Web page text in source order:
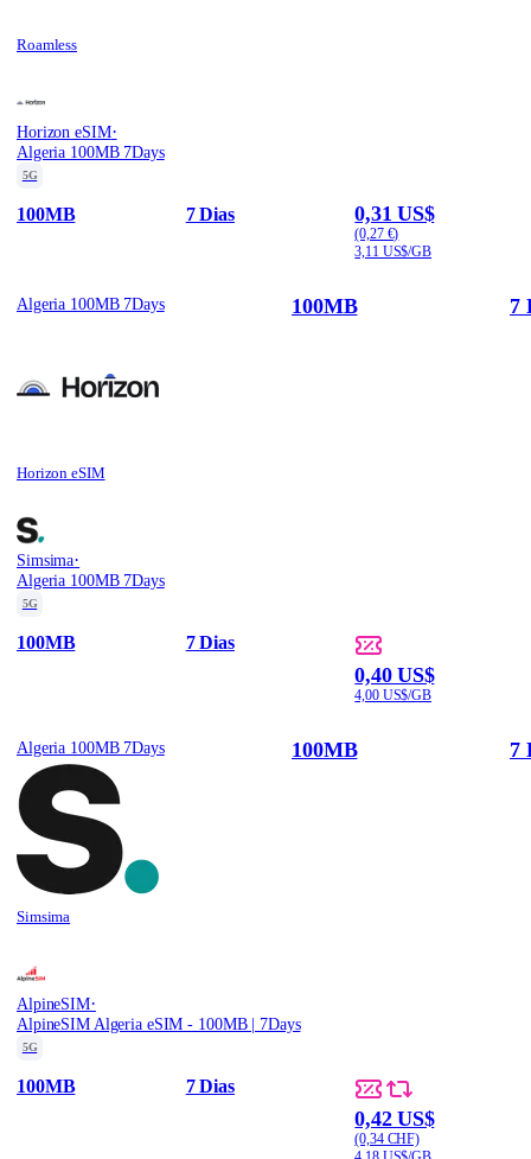
Roamless
Horizon eSIM·
Algeria 100MB 7Days
5G
100MB 7 Dias 0,31 US$
(0,27 €)
3,11 US$/GB
Algeria 100MB 7Days
Horizon eSIM
100MB 7
Simsima·
Algeria 100MB 7Days
5G
100MB 7 Dias
0,40 US$
4,00 US$/GB
Algeria 100MB 7Days
Simsima
100MB 7
AlpineSIM·
AlpineSIM Algeria eSIM - 100MB | 7Days
5G
100MB 7 Dias
0,42 US$
(0,34 CHF)